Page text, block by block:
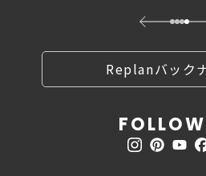
Replanバック